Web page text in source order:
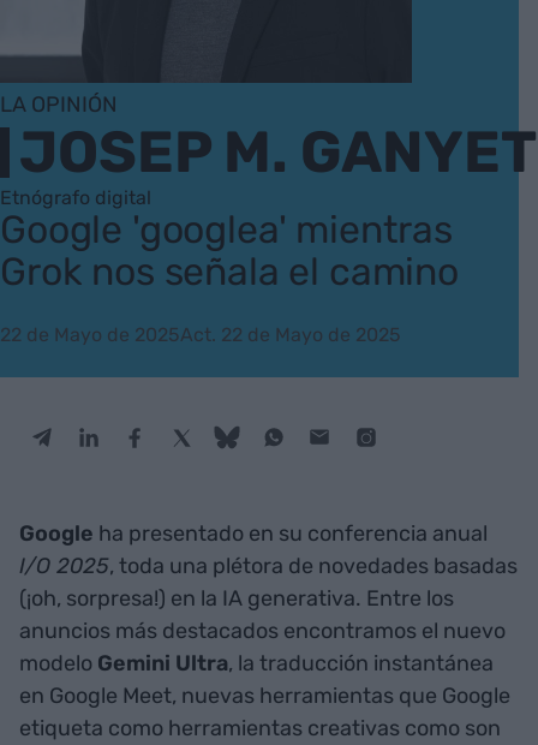
LA OPINIÓN
JOSEP M. GANYET
Etnógrafo digital
Google 'googlea' mientras
Grok nos señala el camino
22 de Mayo de 2025Act. 22 de Mayo de 2025
Google ha presentado en su conferencia anual
I/O 2025, toda una plétora de novedades basadas
(¡oh, sorpresa!) en la IA generativa. Entre los
anuncios más destacados encontramos el nuevo
modelo Gemini Ultra, la traducción instantánea
en Google Meet, nuevas herramientas que Google
etiqueta como herramientas creativas como son